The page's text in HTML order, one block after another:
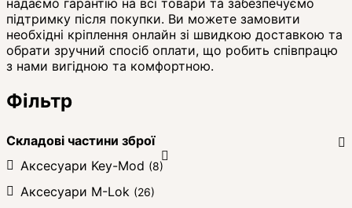
підтримку після покупки. Ви можете замовити
необхідні кріплення онлайн зі швидкою доставкою та
обрати зручний спосіб оплати, що робить співпрацю
з нами вигідною та комфортною.
Фільтр
Складові частини зброї
Аксесуари Key-Mod (8)
Аксесуари M-Lok (26)